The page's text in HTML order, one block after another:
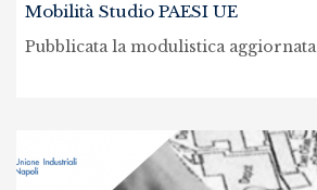
Mobilità Studio PAESI UE
Pubblicata la modulistica aggiornata